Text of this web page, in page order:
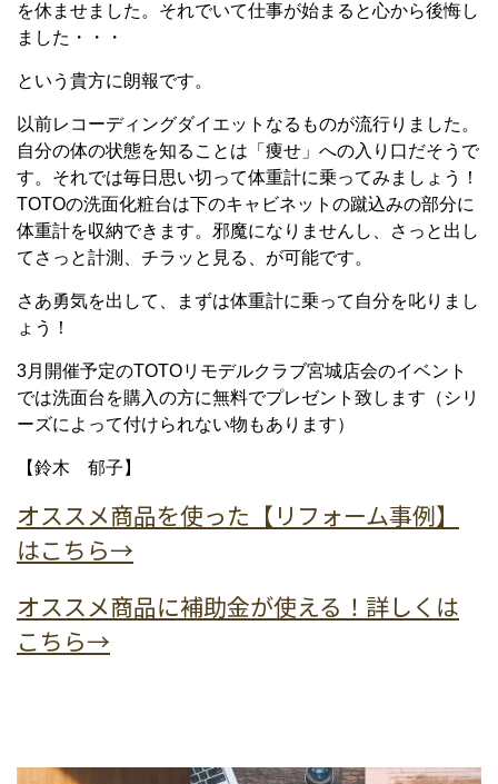
を休ませました。それでいて仕事が始まると心から後悔し
ました・・・
という貴方に朗報です。
以前レコーディングダイエットなるものが流行りました。
自分の体の状態を知ることは「痩せ」への入り口だそうで
す。それでは毎日思い切って体重計に乗ってみましょう！
TOTOの洗面化粧台は下のキャビネットの蹴込みの部分に
体重計を収納できます。邪魔になりませんし、さっと出し
てさっと計測、チラッと見る、が可能です。
さあ勇気を出して、まずは体重計に乗って自分を叱りまし
ょう！
3月開催予定のTOTOリモデルクラブ宮城店会のイベント
では洗面台を購入の方に無料でプレゼント致します（シリ
ーズによって付けられない物もあります）
【鈴木 郁子】
オススメ商品を使った【リフォーム事例】
はこちら→
オススメ商品に補助金が使える！詳しくは
こちら→